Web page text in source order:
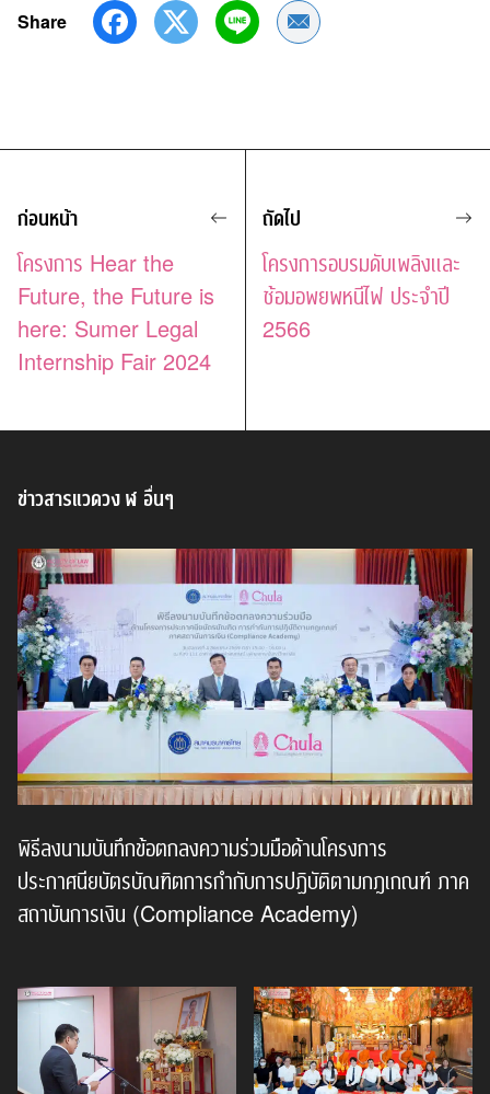
Share Share by Email
ก่อนหน้า
โครงการ Hear the
Future, the Future is
here: Sumer Legal
Internship Fair 2024
ถัดไป
โครงการอบรมดับเพลิงและ
ซ้อมอพยพหนีไฟ ประจำปี
2566
ข่าวสารแวดวง ฬ อื่นๆ
พิธีลงนามบันทึกข้อตกลงความร่วมมือด้านโครงการ
ประกาศนียบัตรบัณฑิตการกำกับการปฏิบัติตามกฎเกณฑ์ ภาค
สถาบันการเงิน (Compliance Academy)